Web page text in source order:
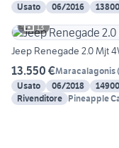
Usato
06/2016
13
Jeep Renegade 2.0 Mjt
13.550 €Maracalagonis(
Usato
06/2018
Rivenditore Pineapple